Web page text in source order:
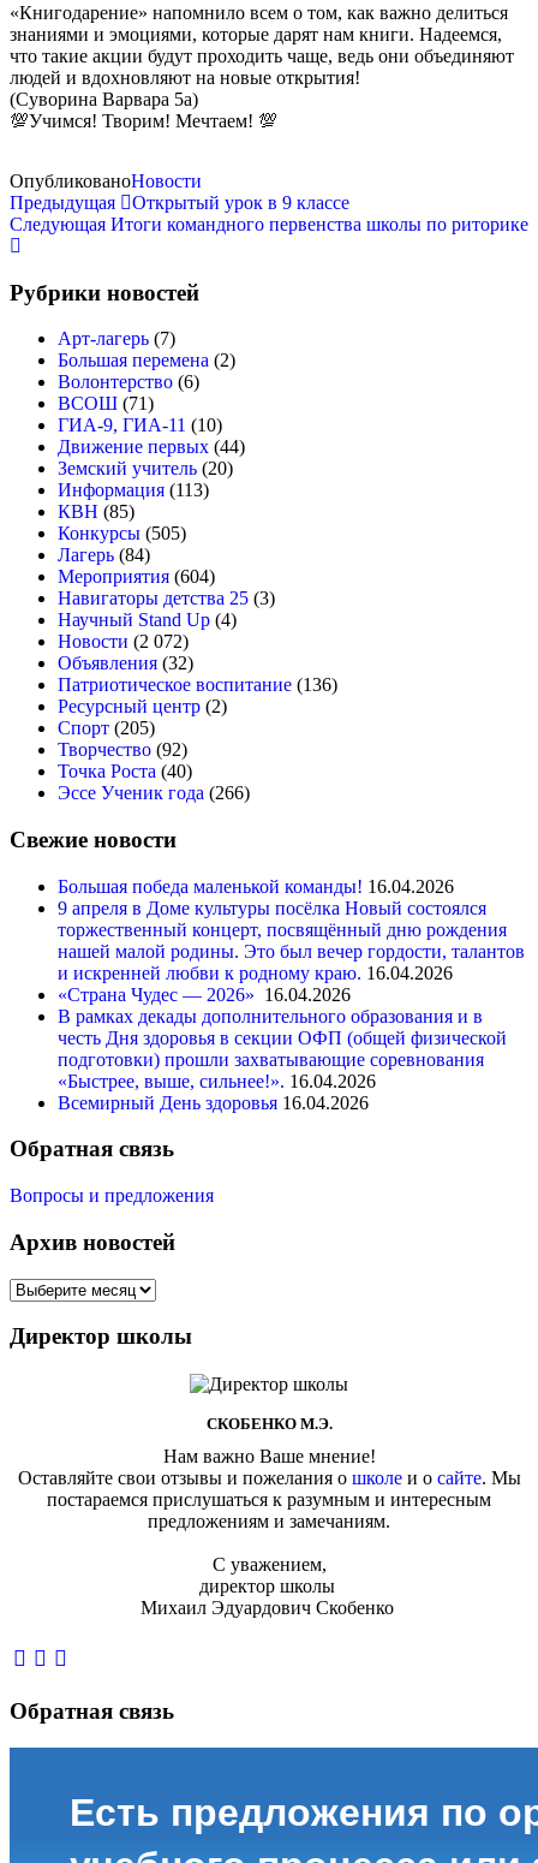
«Книгодарение» напомнило всем о том, как важно делиться
знаниями и эмоциями, которые дарят нам книги. Надеемся,
что такие акции будут проходить чаще, ведь они объединяют
людей и вдохновляют на новые открытия!
(Суворина Варвара 5а)
💯Учимся! Творим! Мечтаем! 💯
ОпубликованоНовости
Навигация
по
Предыдущая
запись
Предыдущая
Открытый урок в 9 классе
Следующая
запись
Следующая Итоги командного первенства школы по риторике
Рубрики новостей
Арт-лагерь (7)
Большая перемена (2)
Волонтерство (6)
ВСОШ (71)
ГИА-9, ГИА-11 (10)
Движение первых (44)
Земский учитель (20)
Информация (113)
КВН (85)
Конкурсы (505)
Лагерь (84)
Мероприятия (604)
Навигаторы детства 25 (3)
Научный Stand Up (4)
Новости (2 072)
Объявления (32)
Патриотическое воспитание (136)
Ресурсный центр (2)
Спорт (205)
Творчество (92)
Точка Роста (40)
Эссе Ученик года (266)
Свежие новости
Большая победа маленькой команды! 16.04.2026
9 апреля в Доме культуры посёлка Новый состоялся
торжественный концерт, посвящённый дню рождения
нашей малой родины. Это был вечер гордости, талантов
и искренней любви к родному краю. 16.04.2026
«Страна Чудес — 2026» 16.04.2026
В рамках декады дополнительного образования и в
честь Дня здоровья в секции ОФП (общей физической
подготовки) прошли захватывающие соревнования
«Быстрее, выше, сильнее!». 16.04.2026
Всемирный День здоровья 16.04.2026
Обратная связь
Вопросы и предложения
Архив новостей
Архив
Директор школы
СКОБЕНКО М.Э.
Нам важно Ваше мнение!
Оставляйте свои отзывы и пожелания о школеи о сайте. Мы
постараемся прислушаться к разумным и интересным
предложениям и замечаниям.
С уважением,
директор школы
Михаил Эдуардович Скобенко
Обратная связь
Есть предложения по